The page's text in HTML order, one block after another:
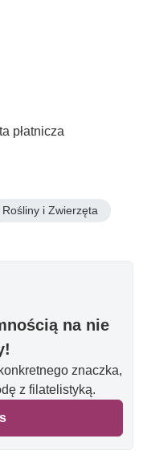
płatnicza
Rośliny i Zwierzęta
na nie
znaczka,
z filatelistyką.